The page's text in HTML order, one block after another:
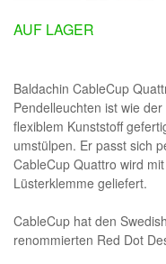
AUF LAGER
Baldachin CableCup
Pendelleuchten ist wie
flexiblem Kunststoff
umstülpen. Er passt sich
CableCup Quattro wird
Lüsterklemme geliefert.
CableCup hat den
renommierten Red Dot